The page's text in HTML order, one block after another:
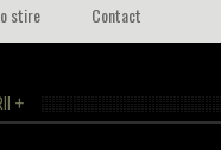
stire Contact
+